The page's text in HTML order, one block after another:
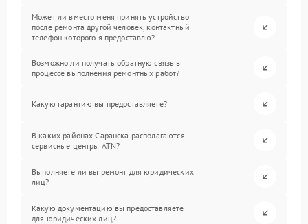
Может ли вместо меня принять устройство
после ремонта другой человек, контактный
телефон которого я предоставлю?
Возможно ли получать обратную связь в
процессе выполнения ремонтных работ?
Какую гарантию вы предоставляете?
В каких районах Саранска располагаются
сервисные центры ATN?
Выполняете ли вы ремонт для юридических
лиц?
Какую документацию вы предоставляете
для юридических лиц?